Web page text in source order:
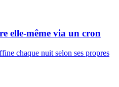
elle-même via un cron
chaque nuit selon ses propres